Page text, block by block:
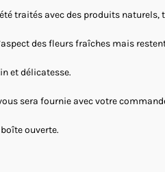
traités avec des produits
des fleurs fraîches mais
et délicatesse.
sera fournie avec votre
ouverte.